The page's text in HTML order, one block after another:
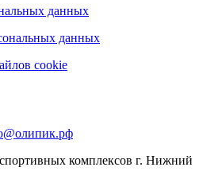
данных
данных
cookie
комплексов г. Нижний